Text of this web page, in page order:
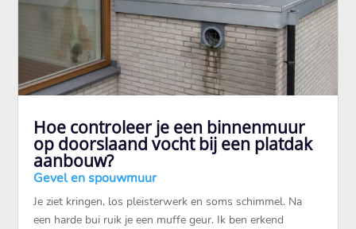
Hoe controleer je een binnenmuur
op doorslaand vocht bij een platdak
aanbouw?
Gevel en spouwmuur
Je ziet kringen, los pleisterwerk en soms schimmel.​ Na
een harde bui ruik je een muffe geur.​ Ik ben erkend